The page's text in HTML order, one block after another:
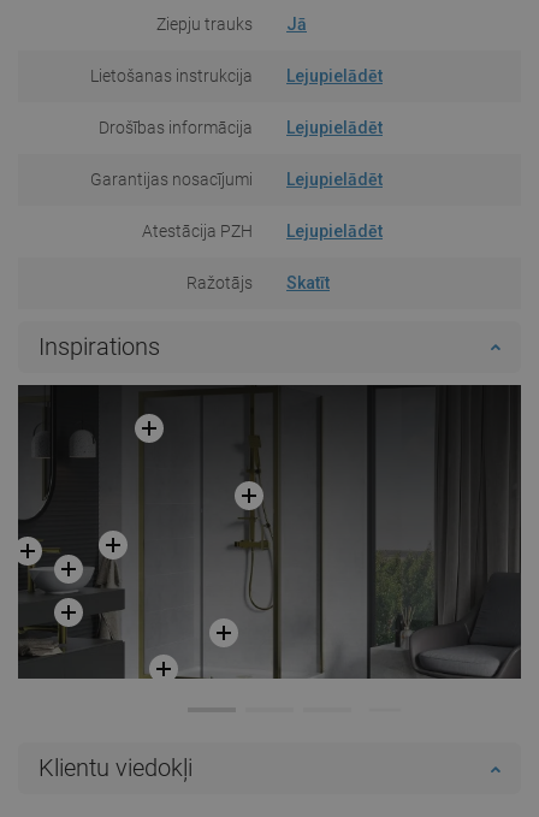
Ziepju trauks Jā
Lietošanas instrukcija Lejupielādēt
Drošības informācija Lejupielādēt
Garantijas nosacījumi Lejupielādēt
Atestācija PZH Lejupielādēt
Ražotājs Skatīt
Inspirations
Klientu viedokļi